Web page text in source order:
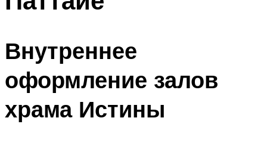
Внутреннее
оформление залов
храма Истины